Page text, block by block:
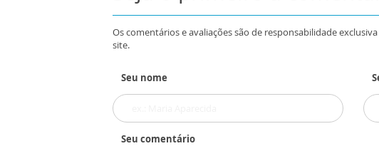
Os comentários e avaliações são de responsabilidade
site.
Seu nome
Seu comentário